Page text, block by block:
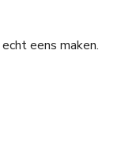
eens maken.